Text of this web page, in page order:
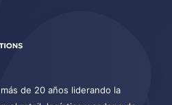
de 20 años liderando la